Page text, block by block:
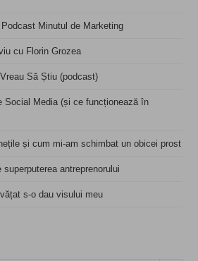
Minutul de Marketing
cu Florin Grozea
Să Știu (podcast)
Social Media (și ce funcționează în
și cum mi-am schimbat un obicei prost
antreprenorului
s-o dau visului meu